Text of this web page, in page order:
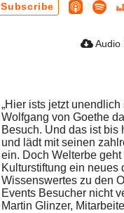
Subscribe
Audio
„Hier ists jetzt
Wolfgang von Goethe
Besuch. Und das ist bis
und lädt mit seinen
ein. Doch Welterbe
Kulturstiftung ein neues
Wissenswertes zu den
Events Besucher nicht
Martin Glinzer,